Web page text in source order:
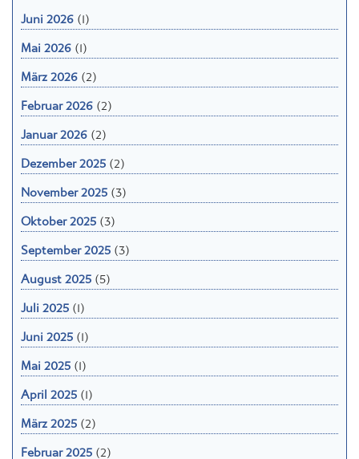
Juni 2026(1)
Mai 2026(1)
März 2026(2)
Februar 2026(2)
Januar 2026(2)
Dezember 2025(2)
November 2025(3)
Oktober 2025(3)
September 2025(3)
August 2025(5)
Juli 2025(1)
Juni 2025(1)
Mai 2025(1)
April 2025(1)
März 2025(2)
Februar 2025(2)